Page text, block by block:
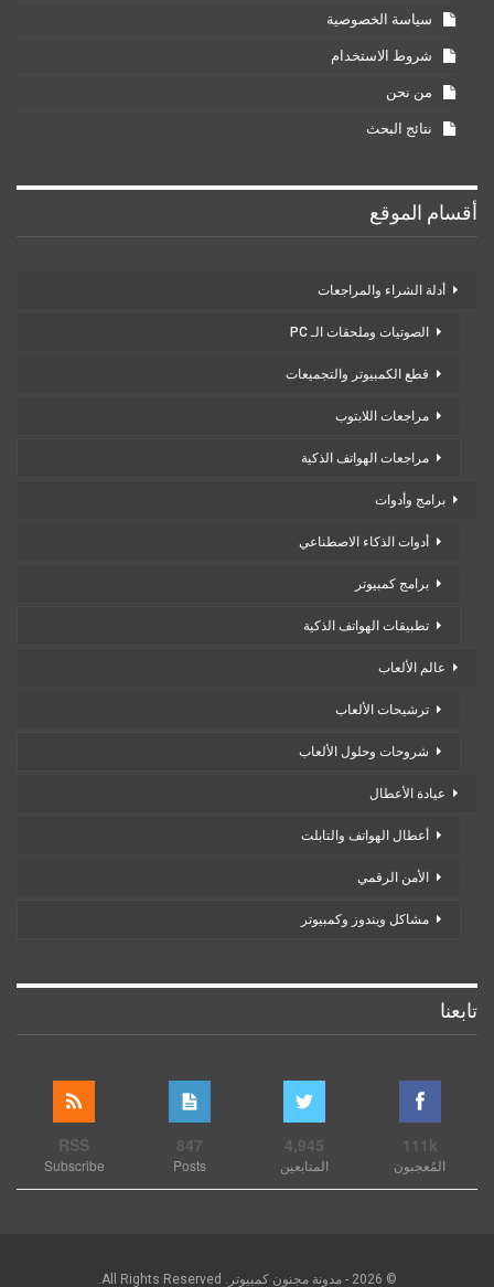
سياسة الخصوصية
شروط الاستخدام
من نحن
نتائج البحث
أقسام الموقع
أدلة الشراء والمراجعات
الصوتيات وملحقات الـ PC
قطع الكمبيوتر والتجميعات
مراجعات اللابتوب
مراجعات الهواتف الذكية
برامج وأدوات
أدوات الذكاء الاصطناعي
برامج كمبيوتر
تطبيقات الهواتف الذكية
عالم الألعاب
ترشيحات الألعاب
شروحات وحلول الألعاب
عيادة الأعطال
أعطال الهواتف والتابلت
الأمن الرقمي
مشاكل ويندوز وكمبيوتر
تابعنا
111k
المُعجبون
4,945
المتابعين
847
Posts
RSS
Subscribe
© 2026 - مدونة مجنون كمبيوتر. All Rights Reserved.